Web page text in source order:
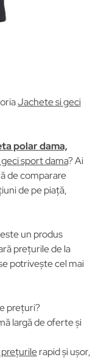
Jachete si geci
polar dama,
sport dama? Ai
de comparare
de pe piață,
un produs
prețurile de la
potrivește cel mai
prețuri?
largă de oferte și
rapid și ușor,